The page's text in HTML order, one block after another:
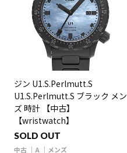
ジン U1.S.Perlmutt.S
U1.S.Perlmutt.S ブラック メン
ズ 時計 【中古】
【wristwatch】
SOLD OUT
中古 A メンズ